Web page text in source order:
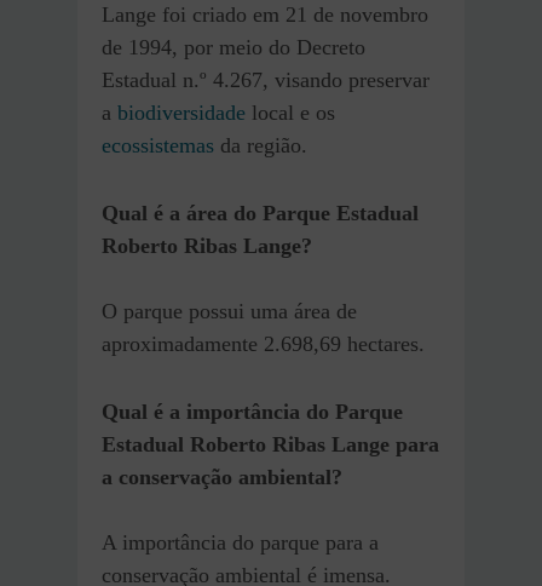
Lange foi criado em 21 de novembro
de 1994, por meio do Decreto
Estadual n.º 4.267, visando preservar
a biodiversidade local e os
ecossistemas da região.
Qual é a área do Parque Estadual
Roberto Ribas Lange?
O parque possui uma área de
aproximadamente 2.698,69 hectares.
Qual é a importância do Parque
Estadual Roberto Ribas Lange para
a conservação ambiental?
A importância do parque para a
conservação ambiental é imensa.